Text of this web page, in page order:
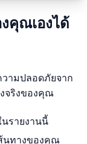
คุณเองได้
ามปลอดภัยจาก
จริงของคุณ
รายงานนี้
นทางของคุณ